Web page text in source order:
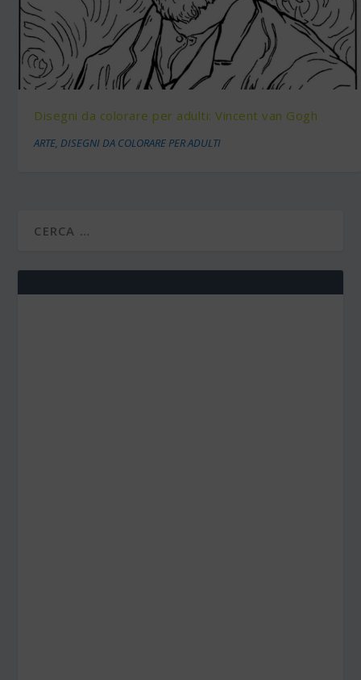
Disegni da colorare per adulti: Vincent van Gogh
ARTE,DISEGNI DA COLORARE PER ADULTI